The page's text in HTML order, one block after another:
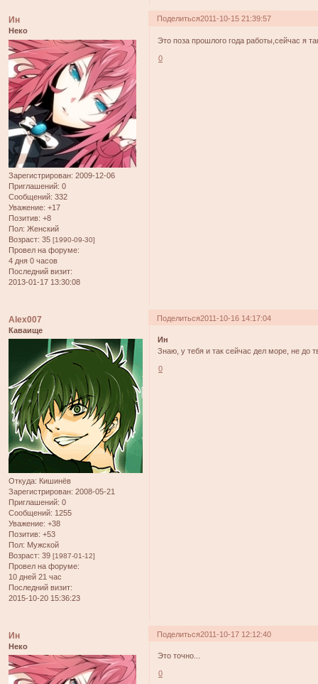
Поделиться2011-10-15 21:39:57
Ин
Неко
Зарегистрирован: 2009-12-06
Приглашений: 0
Сообщений: 332
Уважение: +17
Позитив: +8
Пол: Женский
Возраст: 35 [1990-09-30]
Провел на форуме:
4 дня 0 часов
Последний визит:
2013-01-17 13:30:08
Это поза прошлого года работы,сейчас я
0
Поделиться2011-10-16 14:17:04
Alex007
Каваище
Откуда: Кишинёв
Зарегистрирован: 2008-05-21
Приглашений: 0
Сообщений: 1255
Уважение: +38
Позитив: +53
Пол: Мужской
Возраст: 39 [1987-01-12]
Провел на форуме:
10 дней 21 час
Последний визит:
2015-10-20 15:36:23
Ин
Знаю, у тебя и так сейчас дел море, не до
0
Поделиться2011-10-17 12:12:40
Ин
Неко
Это точно...
0